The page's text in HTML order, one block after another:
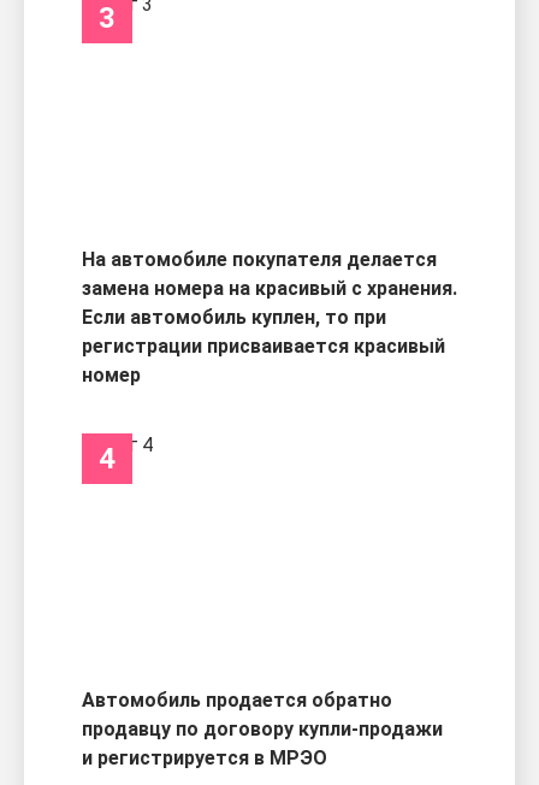
3
На автомобиле покупателя делается
замена номера на красивый с хранения.
Если автомобиль куплен, то при
регистрации присваивается красивый
номер
4
Автомобиль продается обратно
продавцу по договору купли-продажи
и регистрируется в МРЭО